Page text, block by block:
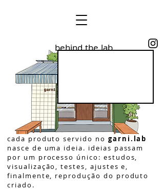
behind.the.lab
cada produto servido no garni.lab
nasce de uma ideia. ideias passam
por um processo único: estudos,
visualização, testes, ajustes e,
finalmente, reprodução do produto
criado.